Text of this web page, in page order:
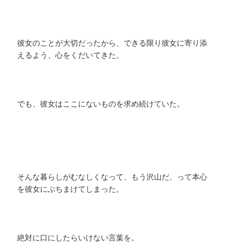
彼女のことが大切だったから、できる限り彼女に寄り添
えるよう、心をくだいてきた。
でも、彼女はここにないものを求め続けていた。
そんな暮らしがむなしくなって、もう沢山だ、って本心
を彼女にぶちまけてしまった。
絶対に口にしたらいけない言葉を。